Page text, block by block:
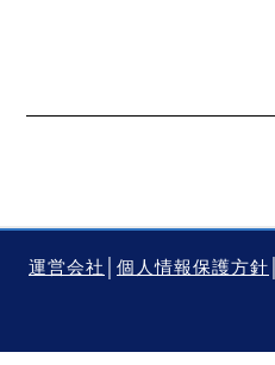
運営会社 個人情報保護方針